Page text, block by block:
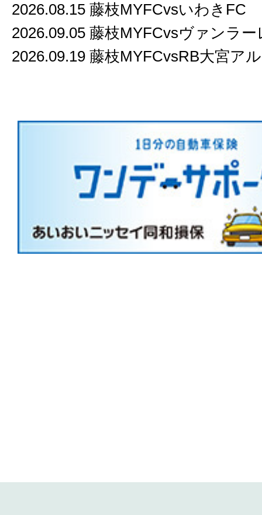
2026.08.15 藤枝MYFCvsいわきFC
2026.09.05 藤枝MYFCvsヴァンラー
2026.09.19 藤枝MYFCvsRB大宮ア